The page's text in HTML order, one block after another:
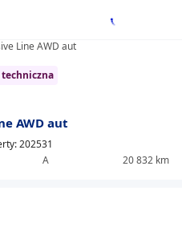
AWD aut
A 20 832 km
202531